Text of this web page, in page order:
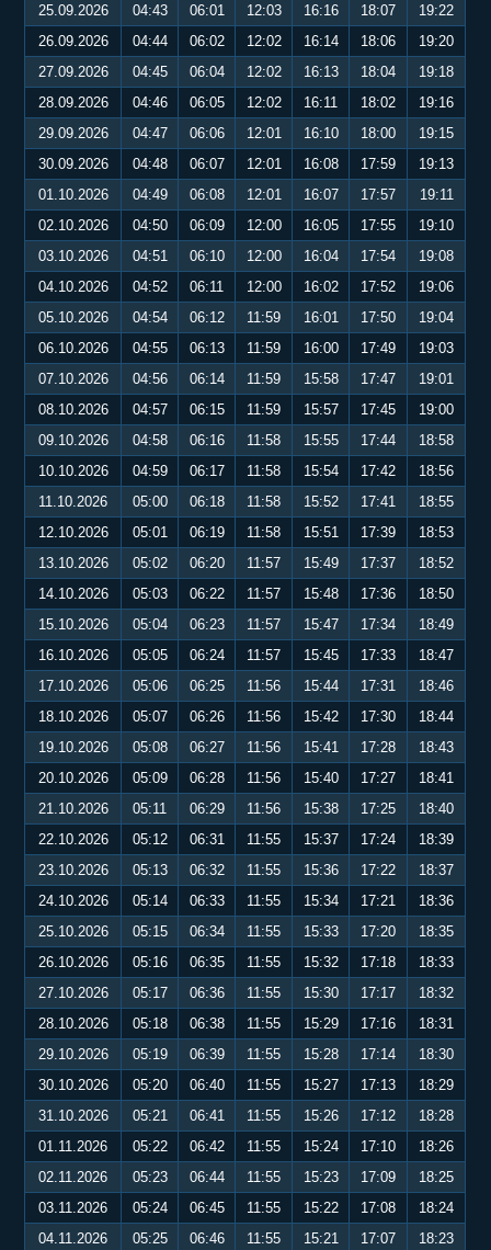
25.09.2026
04:43 06:01 12:03 16:16 18:07
19:22
26.09.2026
04:44 06:02 12:02 16:14 18:06
19:20
27.09.2026
04:45 06:04 12:02 16:13 18:04
19:18
28.09.2026
04:46 06:05 12:02 16:11 18:02
19:16
29.09.2026
04:47 06:06 12:01 16:10 18:00
19:15
30.09.2026
04:48 06:07 12:01 16:08 17:59
19:13
01.10.2026
04:49 06:08 12:01 16:07 17:57
19:11
02.10.2026
04:50 06:09 12:00 16:05 17:55
19:10
03.10.2026
04:51 06:10 12:00 16:04 17:54
19:08
04.10.2026
04:52 06:11 12:00 16:02 17:52
19:06
05.10.2026
04:54 06:12 11:59 16:01 17:50
19:04
06.10.2026
04:55 06:13 11:59 16:00 17:49
19:03
07.10.2026
04:56 06:14 11:59 15:58 17:47
19:01
08.10.2026
04:57 06:15 11:59 15:57 17:45
19:00
09.10.2026
04:58 06:16 11:58 15:55 17:44
18:58
10.10.2026
04:59 06:17 11:58 15:54 17:42
18:56
11.10.2026
05:00 06:18 11:58 15:52 17:41
18:55
12.10.2026
05:01 06:19 11:58 15:51 17:39
18:53
13.10.2026
05:02 06:20 11:57 15:49 17:37
18:52
14.10.2026
05:03 06:22 11:57 15:48 17:36
18:50
15.10.2026
05:04 06:23 11:57 15:47 17:34
18:49
16.10.2026
05:05 06:24 11:57 15:45 17:33
18:47
17.10.2026
05:06 06:25 11:56 15:44 17:31
18:46
18.10.2026
05:07 06:26 11:56 15:42 17:30
18:44
19.10.2026
05:08 06:27 11:56 15:41 17:28
18:43
20.10.2026
05:09 06:28 11:56 15:40 17:27
18:41
21.10.2026
05:11 06:29 11:56 15:38 17:25
18:40
22.10.2026
05:12 06:31 11:55 15:37 17:24
18:39
23.10.2026
05:13 06:32 11:55 15:36 17:22
18:37
24.10.2026
05:14 06:33 11:55 15:34 17:21
18:36
25.10.2026
05:15 06:34 11:55 15:33 17:20
18:35
26.10.2026
05:16 06:35 11:55 15:32 17:18
18:33
27.10.2026
05:17 06:36 11:55 15:30 17:17
18:32
28.10.2026
05:18 06:38 11:55 15:29 17:16
18:31
29.10.2026
05:19 06:39 11:55 15:28 17:14
18:30
30.10.2026
05:20 06:40 11:55 15:27 17:13
18:29
31.10.2026
05:21 06:41 11:55 15:26 17:12
18:28
01.11.2026
05:22 06:42 11:55 15:24 17:10
18:26
02.11.2026
05:23 06:44 11:55 15:23 17:09
18:25
03.11.2026
05:24 06:45 11:55 15:22 17:08
18:24
04.11.2026
05:25 06:46 11:55 15:21 17:07 18:23